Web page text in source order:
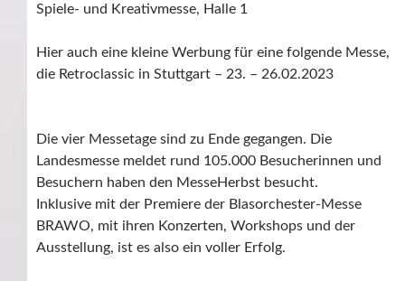
Spiele- und Kreativmesse, Halle 1
Hier auch eine kleine Werbung für eine folgende Messe,
die Retroclassic in Stuttgart – 23. – 26.02.2023
Die vier Messetage sind zu Ende gegangen. Die
Landesmesse meldet rund 105.000 Besucherinnen und
Besuchern haben den MesseHerbst besucht.
Inklusive mit der Premiere der Blasorchester-Messe
BRAWO, mit ihren Konzerten, Workshops und der
Ausstellung, ist es also ein voller Erfolg.